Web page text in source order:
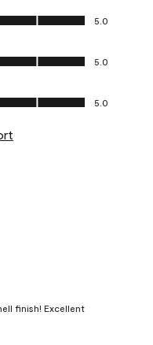
5.0
5.0
5.0
finish! Excellent